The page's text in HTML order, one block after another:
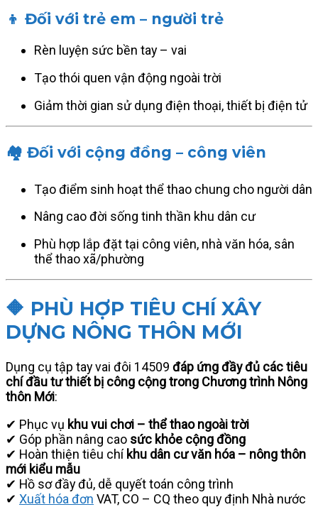
👦 Đối với trẻ em – người trẻ
Rèn luyện sức bền tay – vai
Tạo thói quen vận động ngoài trời
Giảm thời gian sử dụng điện thoại, thiết bị điện tử
🏘️ Đối với cộng đồng – công viên
Tạo điểm sinh hoạt thể thao chung cho người dân
Nâng cao đời sống tinh thần khu dân cư
Phù hợp lắp đặt tại công viên, nhà văn hóa, sân
thể thao xã/phường
🔶 PHÙ HỢP TIÊU CHÍ XÂY
DỰNG NÔNG THÔN MỚI
Dụng cụ tập tay vai đôi 14509 đáp ứng đầy đủ các tiêu
chí đầu tư thiết bị công cộng trong Chương trình Nông
thôn Mới:
✔ Phục vụ khu vui chơi – thể thao ngoài trời
✔ Góp phần nâng cao sức khỏe cộng đồng
✔ Hoàn thiện tiêu chíkhu dân cư văn hóa – nông thôn
mới kiểu mẫu
✔ Hồ sơ đầy đủ, dễ quyết toán công trình
✔ Xuất hóa đơn VAT, CO – CQ theo quy định Nhà nước